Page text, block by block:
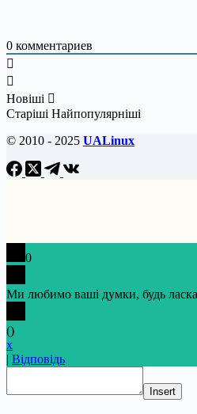
0 комментариев
Новіші
Старіші Найпопулярніші
© 2010 - 2025 UALinux
0
Ми любимо ваші думки, будь
()
x
| Відповідь
Insert